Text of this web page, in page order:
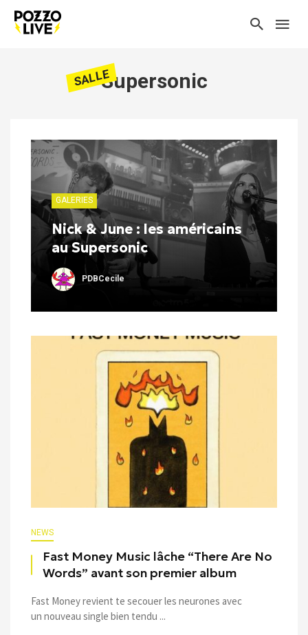
SALLESupersonic
GALERIES
Nick & June : les américains
au Supersonic
PDBCecile
NEWS
Fast Money Music lâche “There Are No
Words” avant son premier album
Fast Money revient te secouer les neurones avec
un nouveau single bien tendu ...